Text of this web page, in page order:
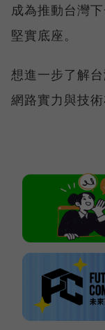
成為推動台灣
堅實底座。
想進一步了解
網路實力與技術